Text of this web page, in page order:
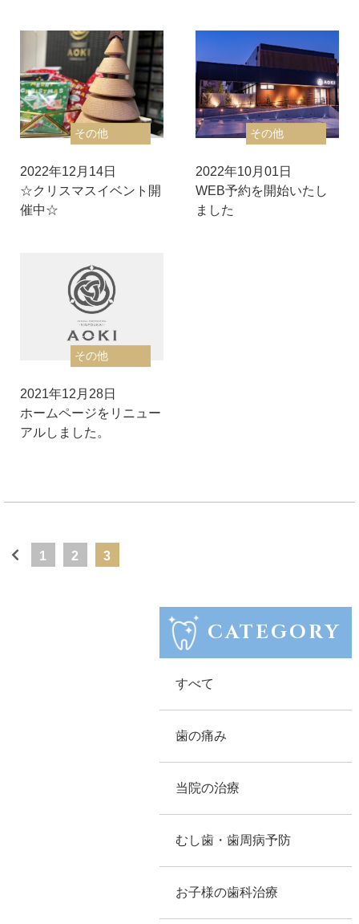
その他
2022年12月14日
☆クリスマスイベント開
催中☆
その他
2022年10月01日
WEB予約を開始いたし
ました
その他
2021年12月28日
ホームページをリニュー
アルしました。
1 2 3
CATEGORY
すべて
歯の痛み
当院の治療
むし歯・歯周病予防
お子様の歯科治療